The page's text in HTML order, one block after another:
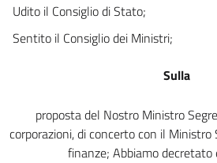
Udito il Consiglio di Stato;
Sentito il Consiglio dei Ministri;
Sulla
proposta del Nostro Ministro
corporazioni, di concerto con il
finanze; Abbiamo decretato